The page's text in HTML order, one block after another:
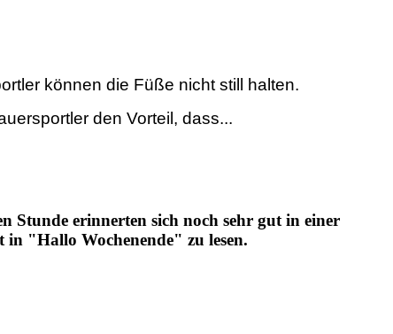
können die Füße nicht still halten.
den Vorteil, dass...
Stunde erinnerten sich noch sehr gut in einer
in "Hallo Wochenende" zu lesen.